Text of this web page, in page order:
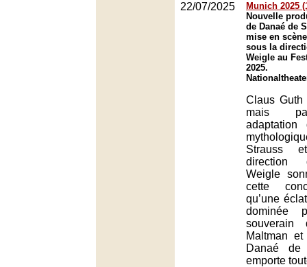
22/07/2025
Munich 2025
Nouvelle
de Danaé de
mise en
sous la
Weigle au
2025.
Claus
mais
Strauss
direction
Weigle
cette
qu’une
dominée
souverain
Maltman et
Danaé de
emporte